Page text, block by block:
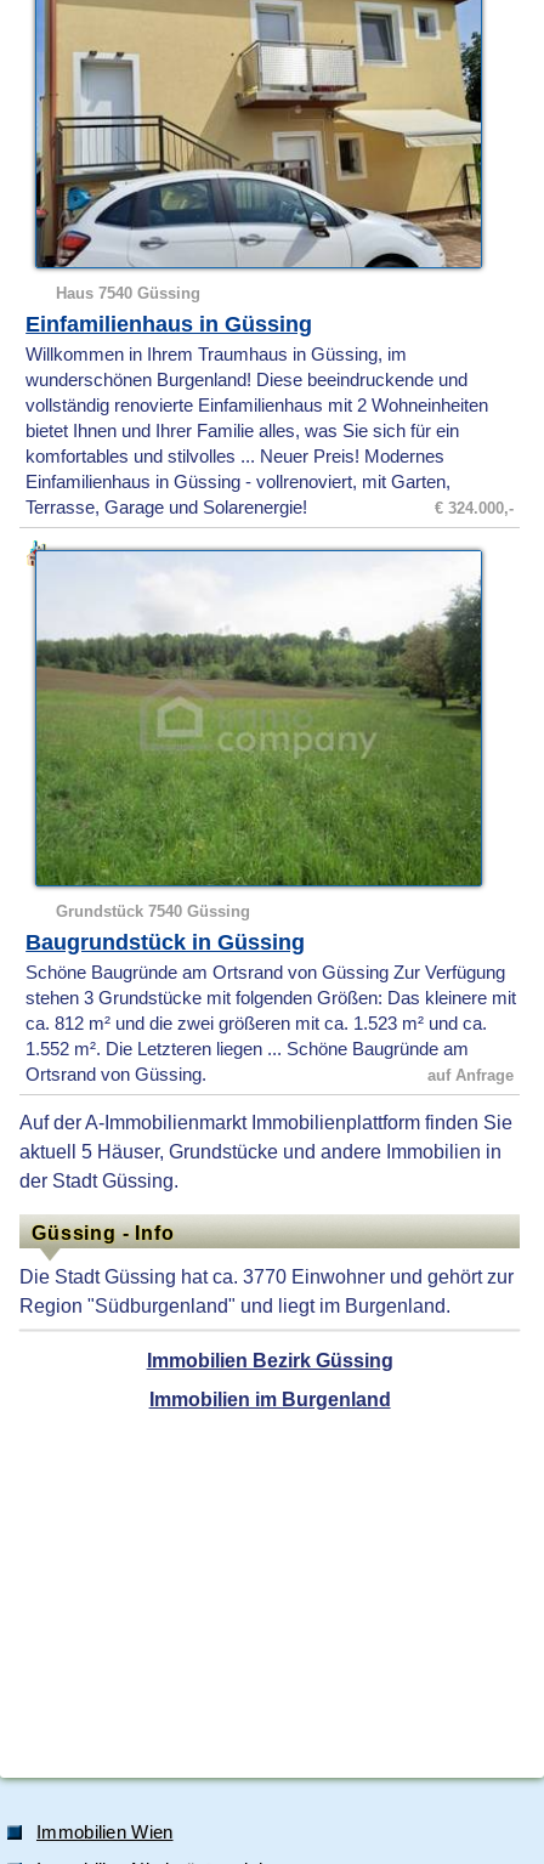
Haus 7540 Güssing
Einfamilienhaus in Güssing
Willkommen in Ihrem Traumhaus in Güssing, im
wunderschönen Burgenland! Diese beeindruckende und
vollständig renovierte Einfamilienhaus mit 2 Wohneinheiten
bietet Ihnen und Ihrer Familie alles, was Sie sich für ein
komfortables und stilvolles ... Neuer Preis! Modernes
Einfamilienhaus in Güssing - vollrenoviert, mit Garten,
Terrasse, Garage und Solarenergie!
€ 324.000,-
Grundstück 7540 Güssing
Baugrundstück in Güssing
Schöne Baugründe am Ortsrand von Güssing Zur Verfügung
stehen 3 Grundstücke mit folgenden Größen: Das kleinere mit
ca. 812 m² und die zwei größeren mit ca. 1.523 m² und ca.
1.552 m². Die Letzteren liegen ... Schöne Baugründe am
Ortsrand von Güssing.
auf Anfrage
Auf der A-Immobilienmarkt Immobilienplattform finden Sie
aktuell 5 Häuser, Grundstücke und andere Immobilien in
der Stadt Güssing.
Güssing - Info
Die Stadt Güssing hat ca. 3770 Einwohner und gehört zur
Region "Südburgenland" und liegt im Burgenland.
Immobilien Bezirk Güssing
Immobilien im Burgenland
Immobilien Wien